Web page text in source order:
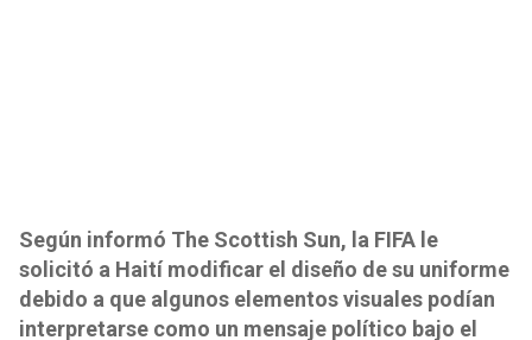
Según informó The Scottish Sun, la FIFA le
solicitó a Haití modificar el diseño de su uniforme
debido a que algunos elementos visuales podían
interpretarse como un mensaje político bajo el